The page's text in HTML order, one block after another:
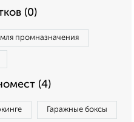
(0)
промназначения
(4)
Гаражные боксы